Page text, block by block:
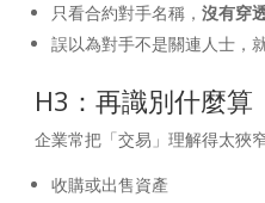
只看合約對手名稱，沒有穿
誤以為對手不是關連人士，
H3：再識別什麼算
企業常把「交易」理解得太狹
收購或出售資產